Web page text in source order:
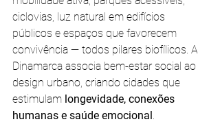
ciclovias, luz natural em edifícios
públicos e espaços que favorecem
convivência — todos pilares biofílicos. A
Dinamarca associa bem-estar social ao
design urbano, criando cidades que
estimulam longevidade, conexões
humanas e saúde emocional.